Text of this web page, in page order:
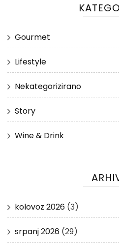
Gourmet
Lifestyle
Nekategorizirano
Story
Wine & Drink
kolovoz 2026 (3)
srpanj 2026 (29)